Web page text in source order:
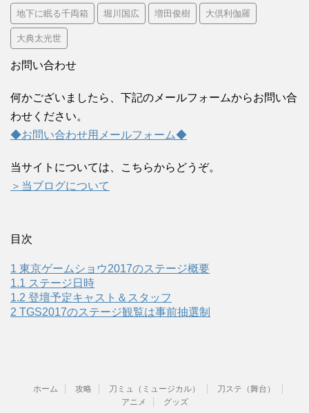
地下に眠る千両箱 堀川国広 増田俊樹 大倶利伽羅
大典太光世
お問い合わせ
何かございましたら、下記のメールフォームからお問い合
わせください。
◆お問い合わせ用メールフォーム◆
当サイトについては、こちらからどうぞ。
＞当ブログについて
目次
1 東京ゲームショウ2017のステージ概要
1.1 ステージ日時
1.2 登壇予定キャスト＆スタッフ
2 TGS2017のステージ観覧は事前抽選制
ホーム 攻略 刀ミュ（ミュージカル）
刀ステ（舞台）
アニメ
グッズ